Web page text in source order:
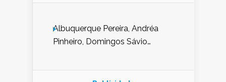
Albuquerque Pereira, Andréa
Pinheiro, Domingos Sávio